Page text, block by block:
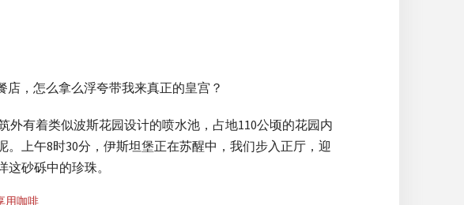
，怎么拿么浮夸带我来真正的皇宫？
有着类似波斯花园设计的喷水池，占地110公顷的花园内
上午8时30分，伊斯坦堡正在苏醒中，我们步入正厅，迎
砂砾中的珍珠。